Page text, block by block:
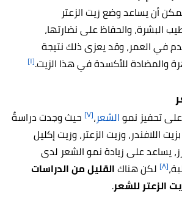
أن يساعد وضع زيت الزعتر
البشرة، والحفاظ على نضارتها،
في العمر، وقد يعزى ذلك نتيجة
والمضادة للأكسدة في هذا الزيت.[١]
تحفيز نموالشعر،[٧]
حيث وجدت دراسةٌ
اللافندر، وزيت الزعتر، وزيت إكليل
يساعد على زيادة نمو الشعر لدى
[٨] لكن هناكالقليل من الدراسات
الزعتر للشعر.